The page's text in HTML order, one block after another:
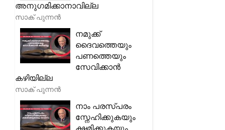
അനുഗമിക്കാനാവില്ല
സാക് പുന്നൻ
നമുക്ക്
ദൈവത്തെയും
പണത്തെയും
സേവിക്കാൻ
കഴിയില്ല
സാക് പുന്നൻ
നാം പരസ്പരം
സ്നേഹിക്കുകയും
ക്ഷമിക്കുകയും